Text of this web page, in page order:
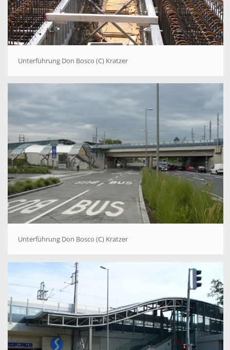
Unterführung Don Bosco (C) Kratzer
Unterführung Don Bosco (C) Kratzer